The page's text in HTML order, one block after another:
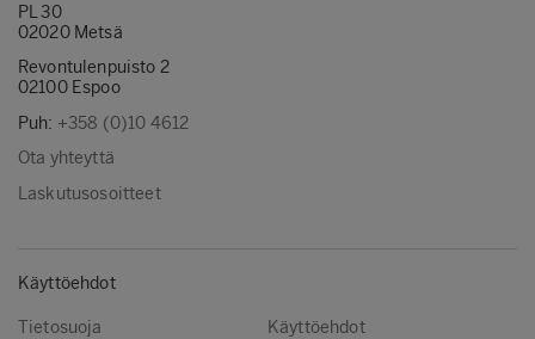
PL 30
02020 Metsä
Revontulenpuisto 2
02100 Espoo
Puh: +358 (0)10 4612
Ota yhteyttä
Laskutusosoitteet
Käyttöehdot
Tietosuoja Käyttöehdot